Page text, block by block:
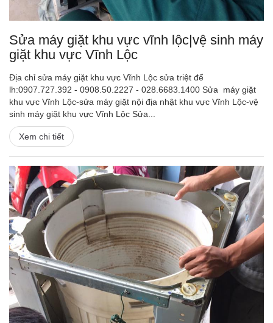
Sửa máy giặt khu vực vĩnh lộc|vệ sinh máy
giặt khu vực Vĩnh Lộc
Địa chỉ sửa máy giặt khu vực Vĩnh Lộc sửa triệt để
lh:0907.727.392 - 0908.50.2227 - 028.6683.1400 Sửa máy giặt
khu vực Vĩnh Lộc-sửa máy giặt nội địa nhật khu vực Vĩnh Lộc-vệ
sinh máy giặt khu vực Vĩnh Lộc Sửa...
Xem chi tiết